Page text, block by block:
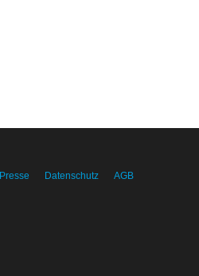
Presse Datenschutz AGB